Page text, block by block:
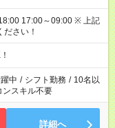
17:00～09:00 ※ 上記
さい！
中 / シフト勤務 / 10名以
ンスキル不要
詳細へ